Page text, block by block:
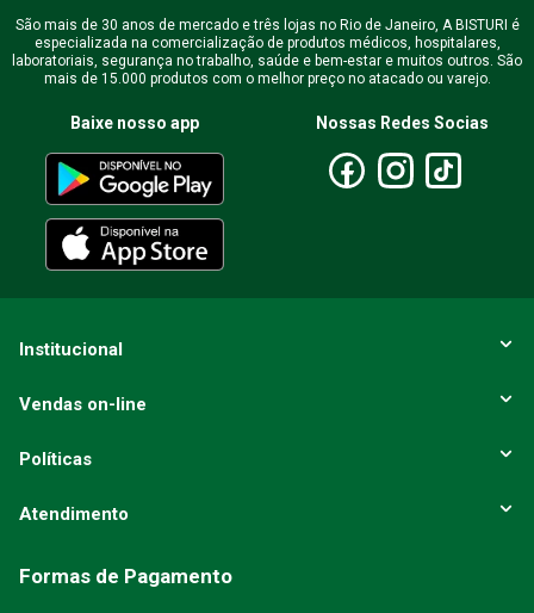
São mais de 30 anos de mercado e três lojas no Rio de Janeiro, A BISTURI é
especializada na comercialização de produtos médicos, hospitalares,
laboratoriais, segurança no trabalho, saúde e bem-estar e muitos outros. São
mais de 15.000 produtos com o melhor preço no atacado ou varejo.
Baixe nosso app Nossas Redes Socias
Institucional
Vendas on-line
Políticas
Atendimento
Formas de Pagamento